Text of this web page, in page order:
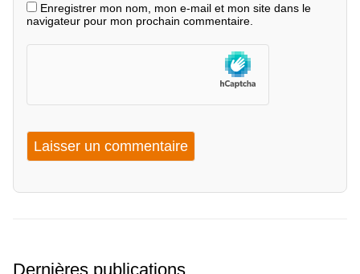
Enregistrer mon nom, mon e-mail et mon site dans le
navigateur pour mon prochain commentaire.
Dernières publications